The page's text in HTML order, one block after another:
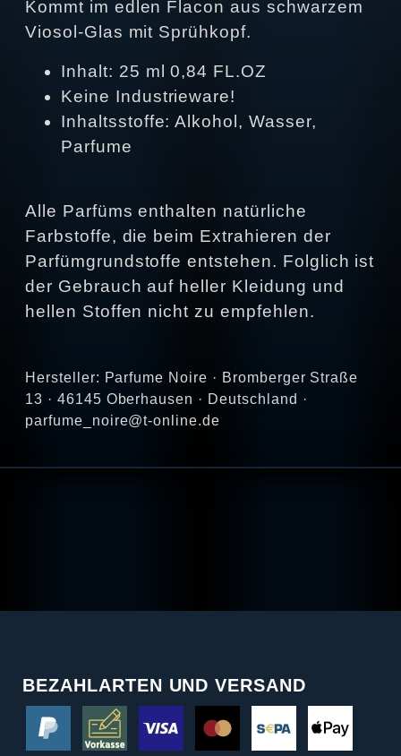
Kommt im edlen Flacon aus schwarzem
Viosol-Glas mit Sprühkopf.
Inhalt: 25 ml 0,84 FL.OZ
Keine Industrieware!
Inhaltsstoffe: Alkohol, Wasser,
Parfume
Alle Parfüms enthalten natürliche
Farbstoffe, die beim Extrahieren der
Parfümgrundstoffe entstehen. Folglich ist
der Gebrauch auf heller Kleidung und
hellen Stoffen nicht zu empfehlen.
Hersteller: Parfume Noire · Bromberger Straße
13 · 46145 Oberhausen · Deutschland ·
parfume_noire@t-online.de
BEZAHLARTEN UND VERSAND